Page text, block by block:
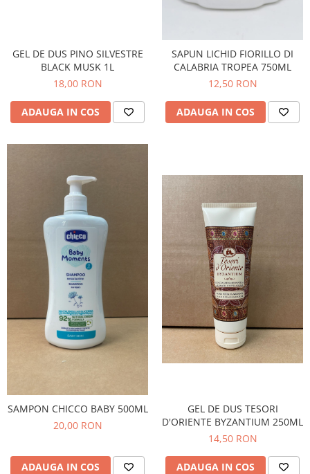
GEL DE DUS PINO SILVESTRE
BLACK MUSK 1L
18,00 RON
ADAUGA IN COS
SAPUN LICHID FIORILLO DI
CALABRIA TROPEA 750ML
12,50 RON
ADAUGA IN COS
SAMPON CHICCO BABY 500ML
20,00 RON
ADAUGA IN COS
GEL DE DUS TESORI
D'ORIENTE BYZANTIUM 250ML
14,50 RON
ADAUGA IN COS